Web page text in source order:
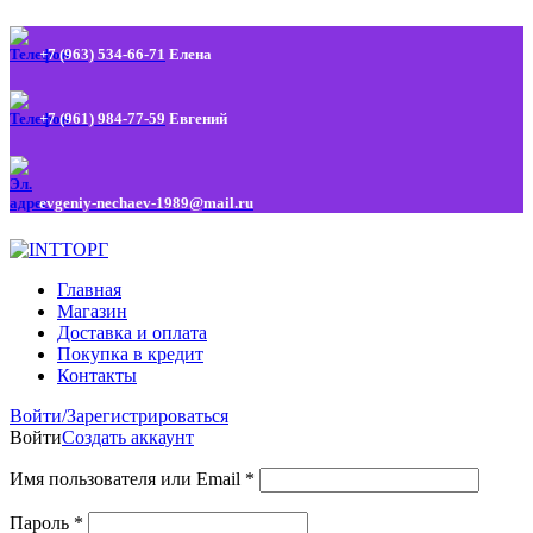
+7 (963) 534-66-71 Елена
+7 (961) 984-77-59 Евгений
evgeniy-nechaev-1989@mail.ru
Главная
Магазин
Доставка и оплата
Покупка в кредит
Контакты
Войти/Зарегистрироваться
ВойтиСоздать аккаунт
Имя пользователя или Email *
Пароль *